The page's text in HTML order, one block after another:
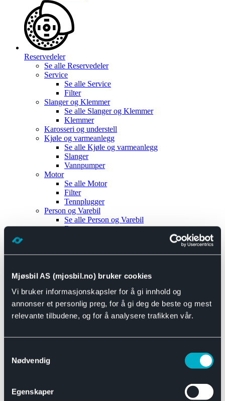
Mjøsbil AS (mjosbil.no) bruker cookies
Vi bruker informasjonskapsler for å gi innhold og
annonser et personlig preg, for å gi deg de beste og mest
relevante tilbudene, og for å analysere trafikken vår.
Nødvendig
Egenskaper
Reservedeler
Se alle Reservedeler
Service
Se alle Service
Filter
Slanger og Klemmer
Se alle Slanger og Klemmer
Klemmer
Karosseri og understell
Kjøle og varmeanlegg
Se alle Kjøle og varmeanlegg
Slanger
Vannpumper
Motor
Se alle Motor
Filter
Tennplugger
Person og Varebil
Se alle Person og Varebil
Brems
Motor og drivverk
Se alle Universal
Bremsedeler
Se alle Bremsedeler
Bremsenippler
Drivline og motor
Se alle Drivline og motor
Eksosanlegg